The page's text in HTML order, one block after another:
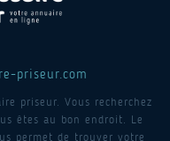
priseur.com
priseur. Vous recherchez
êtes au bon endroit. Le
permet de trouver votre